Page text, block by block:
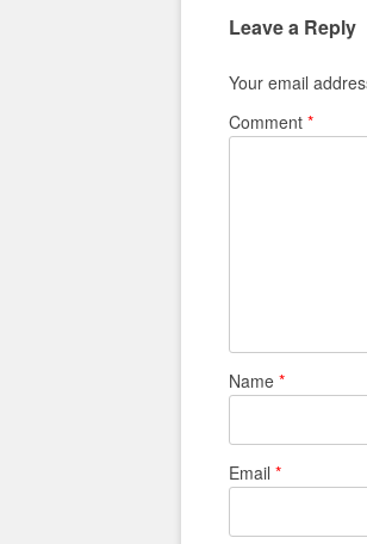
Leave a Reply
Your email
Comment *
Name *
Email *